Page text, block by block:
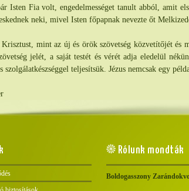
Isten Fia volt, engedelmességet tanult abból, amit
neki, mivel Isten főpapnak nevezte őt
mint az új és örök szövetség közvetítőjét és
jelét, a saját testét és vérét adja eledelül
szolgálatkészséggel teljesítsük. Jézus nemcsak egy
Rólunk mondták
Boldogasszony